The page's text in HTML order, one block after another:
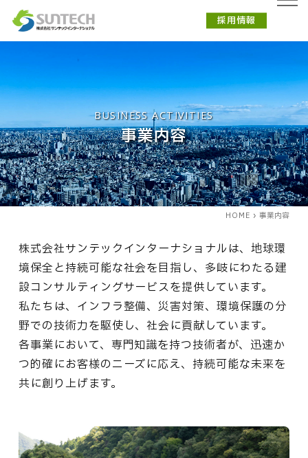
採用情報
BUSINESS ACTIVITIES
事業内容
HOME 事業内容
株式会社サンテックインターナショナルは、地球環
境保全と持続可能な社会を目指し、多岐にわたる建
設コンサルティングサービスを提供しています。
私たちは、インフラ整備、災害対策、環境保護の分
野での技術力を駆使し、社会に貢献しています。
各事業において、専門知識を持つ技術者が、迅速か
つ的確にお客様のニーズに応え、持続可能な未来を
共に創り上げます。